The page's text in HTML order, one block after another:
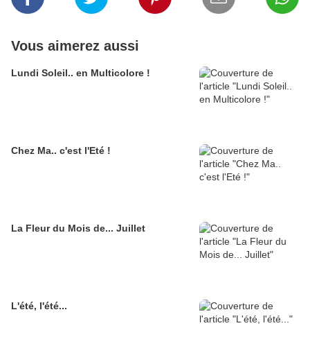
Vous aimerez aussi
Lundi Soleil.. en Multicolore !
Chez Ma.. c'est l'Eté !
La Fleur du Mois de... Juillet
L'été, l'été...